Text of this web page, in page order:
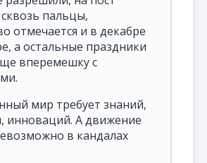
пальцы,
отмечается и в декабре
а остальные праздники
вперемешку с
мир требует знаний,
инноваций. А движение
в кандалах